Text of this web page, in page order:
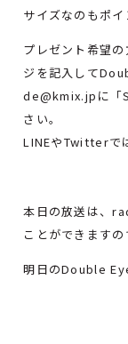
サイズなのもポイ
プレゼント希望
ジを記入して
de@kmix.jpに「
さい。
LINEやTwitterで
本日の放送は、
ことができます
明日のDouble